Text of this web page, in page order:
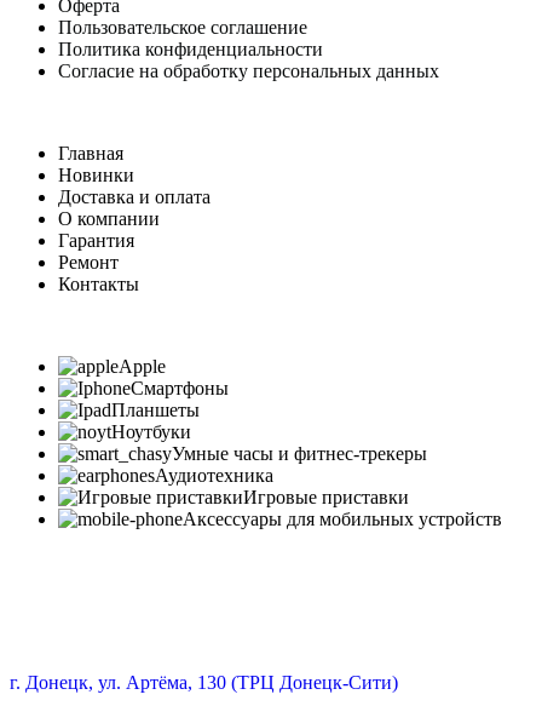
Оферта
Пользовательское соглашение
Политика конфиденциальности
Согласие на обработку персональных данных
Главная
Новинки
Доставка и оплата
О компании
Гарантия
Ремонт
Контакты
Apple
Смартфоны
Планшеты
Ноутбуки
Умные часы и фитнес-трекеры
Аудиотехника
Игровые приставки
Аксессуары для мобильных устройств
г. Донецк, ул. Артёма, 130 (ТРЦ Донецк-Сити)